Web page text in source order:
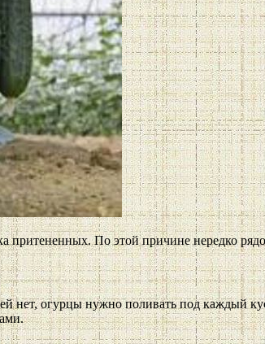
притененных. По этой причине нередко
нет, огурцы нужно поливать под каждый